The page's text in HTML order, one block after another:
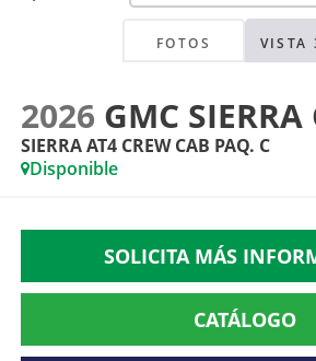
FOTOS VISTA
2026 GMC SIERRA
SIERRA AT4 CREW CAB PAQ. C
Disponible
SOLICITA MÁS
CATÁLOGO